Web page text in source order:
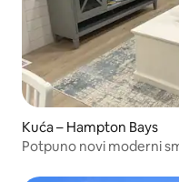
Kuća – Hampton Bays
Potpuno novi moderni